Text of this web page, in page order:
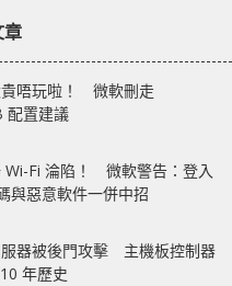
章
唔玩啦！ 微軟刪走
配置建議
Wi-Fi 淪陷！ 微軟警告：登入
與惡意軟件一併中招
器被後門攻擊 主機板控制器
年歷史